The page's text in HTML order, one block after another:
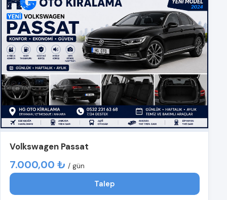
Volkswagen Passat
7.000,00 ₺ / gün
Talep